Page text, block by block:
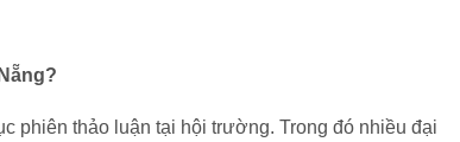
phiên thảo luận tại hội trường. Trong đó nhiều đại